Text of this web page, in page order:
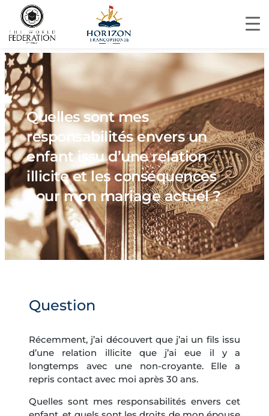
Quelles sont mes
responsabilités envers un
enfant issu d’une relation
illicite et les conséquences
pour mon mariage actuel ?
Question
Récemment, j’ai découvert que j’ai un fils issu
d’une relation illicite que j’ai eue il y a
longtemps avec une non-croyante. Elle a
repris contact avec moi après 30 ans.
Quelles sont mes responsabilités envers cet